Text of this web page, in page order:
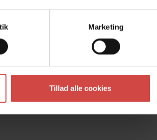
Marketing
Tillad alle cookies